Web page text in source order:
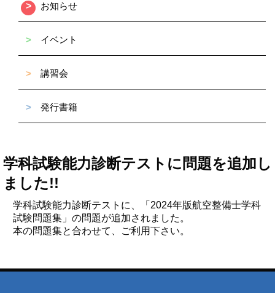
> お知らせ
> イベント
> 講習会
> 発行書籍
学科試験能力診断テストに問題を追加し
ました!!
学科試験能力診断テストに、「2024年版航空整備士学科
試験問題集」の問題が追加されました。
本の問題集と合わせて、ご利用下さい。